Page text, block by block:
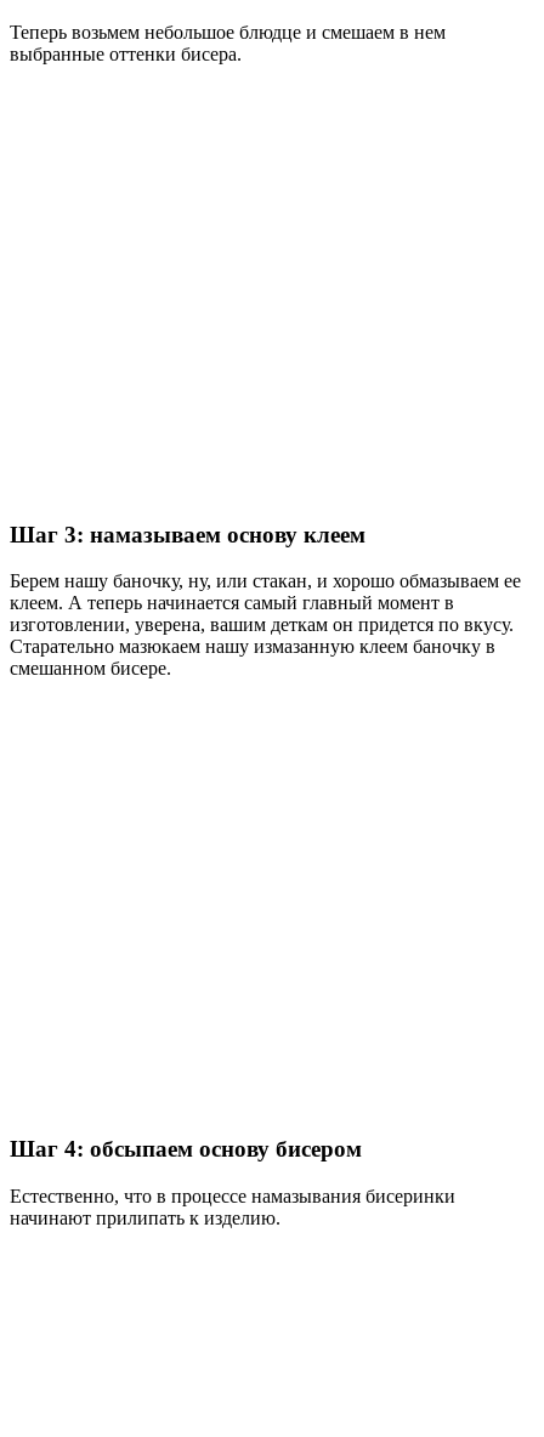
Теперь возьмем небольшое блюдце и смешаем в нем
выбранные оттенки бисера.
Шаг 3: намазываем основу клеем
Берем нашу баночку, ну, или стакан, и хорошо обмазываем ее
клеем. А теперь начинается самый главный момент в
изготовлении, уверена, вашим деткам он придется по вкусу.
Старательно мазюкаем нашу измазанную клеем баночку в
смешанном бисере.
Шаг 4: обсыпаем основу бисером
Естественно, что в процессе намазывания бисеринки
начинают прилипать к изделию.